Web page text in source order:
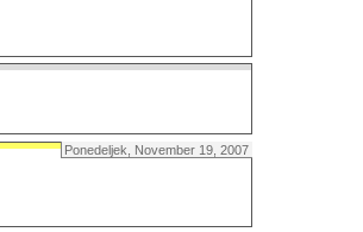
Ponedeljek, November 19, 2007